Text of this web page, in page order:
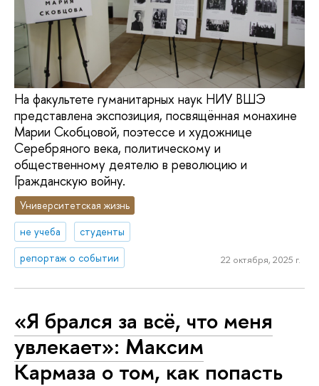
На факультете гуманитарных наук НИУ ВШЭ
представлена экспозиция, посвящённая монахине
Марии Скобцовой, поэтессе и художнице
Серебряного века, политическому и
общественному деятелю в революцию и
Гражданскую войну.
Университетская жизнь
не учеба
студенты
репортаж о событии
22 октября, 2025 г.
«Я брался за всё, что меня
увлекает»: Максим
Кармаза о том, как попасть